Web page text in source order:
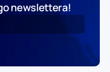
newslettera!